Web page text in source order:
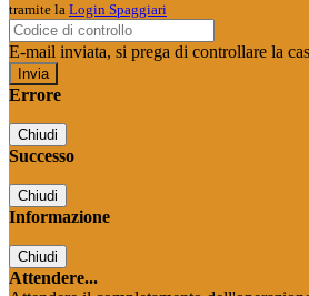
tramite la Login Spaggiari
E-mail inviata, si prega di controllare la
Errore
Chiudi
Successo
Chiudi
Informazione
Chiudi
Attendere...